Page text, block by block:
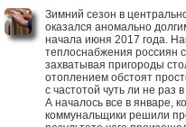
Зимний сезон в
оказался аномально
начала июня 2017 года.
теплоснабжения россиян
захватывая пригороды
отоплением обстоят
с частотой чуть ли не раз
А началось все в январе,
коммунальщики решили